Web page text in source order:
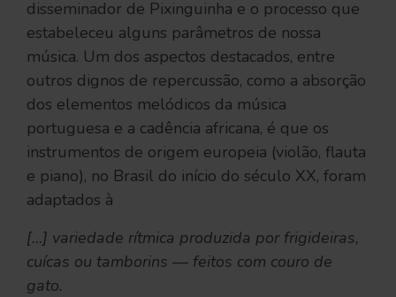
disseminador de Pixinguinha e o processo que
estabeleceu alguns parâmetros de nossa
música. Um dos aspectos destacados, entre
outros dignos de repercussão, como a absorção
dos elementos melódicos da música
portuguesa e a cadência africana, é que os
instrumentos de origem europeia (violão, flauta
e piano), no Brasil do início do século XX, foram
adaptados à
[…] variedade rítmica produzida por frigideiras,
cuícas ou tamborins — feitos com couro de
gato.